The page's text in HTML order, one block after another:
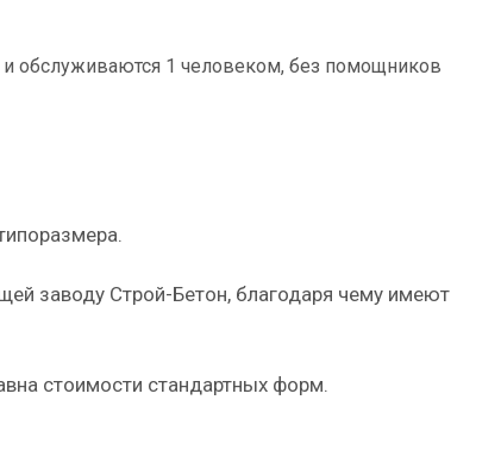
обслуживаются 1 человеком, без помощников
заводу Строй-Бетон, благодаря чему имеют
стоимости стандартных форм.